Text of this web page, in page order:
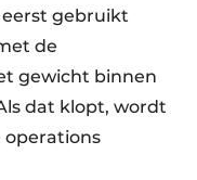
gebruikt
de
gewicht binnen
dat klopt, wordt
operations